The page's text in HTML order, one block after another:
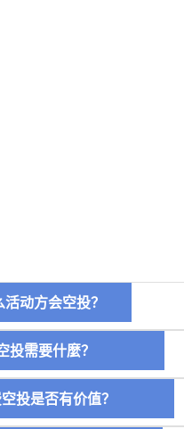
活动方会空投？
需要什麼？
投是否有价值？